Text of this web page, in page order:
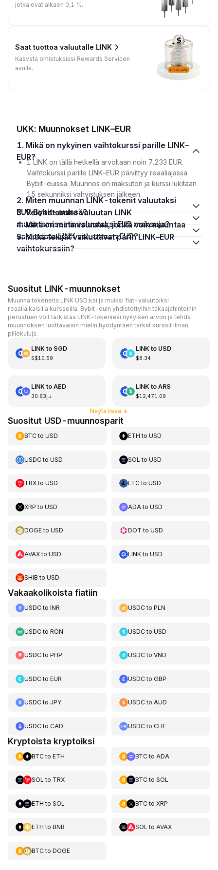
jotka ovat alkaen 0,1 %.
Saat tuottoa valuutalle LINK
Kasvata omistuksiasi Rewards Servicen
avulla.
UKK: Muunnokset LINK–EUR
1. Mikä on nykyinen vaihtokurssi parille LINK–
EUR?
1 LINK on tällä hetkellä arvoltaan noin 7.233 EUR.
Vaihtokurssi parille LINK–EUR päivittyy reaaliajassa
Bybit-euissä. Muunnos on maksuton ja kurssi lukitaan
15 sekunniksi vahvistuksen jälkeen.
2. Miten muunnan LINK-tokenit valuutaksi
EUR Bybit-euissä?
3. Veloitetaanko valuutan LINK
muuntamisesta valuutaksi EUR maksuja?
4. Mikä on minimisumma, jonka voin muuntaa
valuutasta LINK valuuttaan EUR?
5. Mitkä tekijät vaikuttavat parin LINK–EUR
vaihtokurssiin?
Suositut LINK-muunnokset
Muunna tokeneita LINK USD:ksi ja muiksi fiat-valuutoiksi
reaaliaikaisilla kursseilla. Bybit-euin yhdistettyihin takaajahintoihin
perustuen voit tarkistaa LINK-tokeniesi nykyisen arvon ja tehdä
muunnoksen luottavaisin mielin hyödyntäen tarkat kurssit ilman
piilokuluja.
LINKto SGD
S$10.59
LINKto USD
$8.34
LINKto AED
د.إ30.63
LINKto ARS
$12,471.09
Näytä lisää ↓
Suositut USD-muunnosparit
BTCto USD ETH toUSD
USDCto USD SOL toUSD
TRXto USD LTCtoUSD
XRP to USD ADA toUSD
DOGEto USD DOT toUSD
AVAXto USD LINKtoUSD
SHIB to USD
Vakaakolikoista fiatiin
USDCto INR USDCtoPLN
USDCto RON USDCtoUSD
USDCto PHP USDCtoVND
USDCto EUR USDCtoGBP
USDCto JPY USDCtoAUD
USDCto CAD USDCtoCHF
Kryptoista kryptoiksi
BTCto ETH BTCto ADA
SOL to TRX BTCto SOL
ETH to SOL BTCto XRP
ETH to BNB SOL to AVAX
BTCto DOGE